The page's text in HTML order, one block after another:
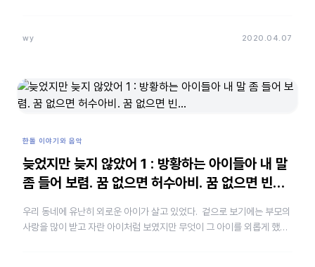
wy 2020.04.07
한돌 이야기와 음악
늦었지만 늦지 않았어 1 : 방황하는 아이들아 내 말
좀 들어 보렴. 꿈 없으면 허수아비. 꿈 없으면 빈…
우리 동네에 유난히 외로운 아이가 살고 있었다. 겉으로 보기에는 부모의
사랑을 많이 받고 자란 아이처럼 보였지만 무엇이 그 아이를 외롭게 했는